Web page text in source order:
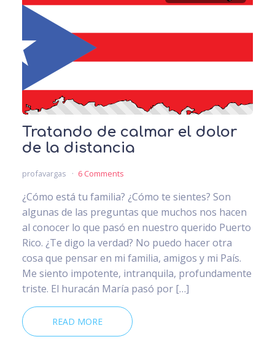
Tratando de calmar el dolor
de la distancia
profavargas 6 Comments
¿Cómo está tu familia? ¿Cómo te sientes? Son
algunas de las preguntas que muchos nos hacen
al conocer lo que pasó en nuestro querido Puerto
Rico. ¿Te digo la verdad? No puedo hacer otra
cosa que pensar en mi familia, amigos y mi País.
Me siento impotente, intranquila, profundamente
triste. El huracán María pasó por […]
READ MORE